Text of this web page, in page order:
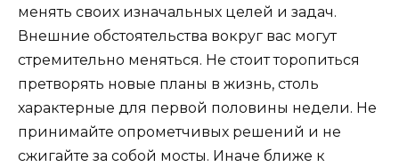
менять своих изначальных целей и задач.
Внешние обстоятельства вокруг вас могут
стремительно меняться. Не стоит торопиться
претворять новые планы в жизнь, столь
характерные для первой половины недели. Не
принимайте опрометчивых решений и не
сжигайте за собой мосты. Иначе ближе к